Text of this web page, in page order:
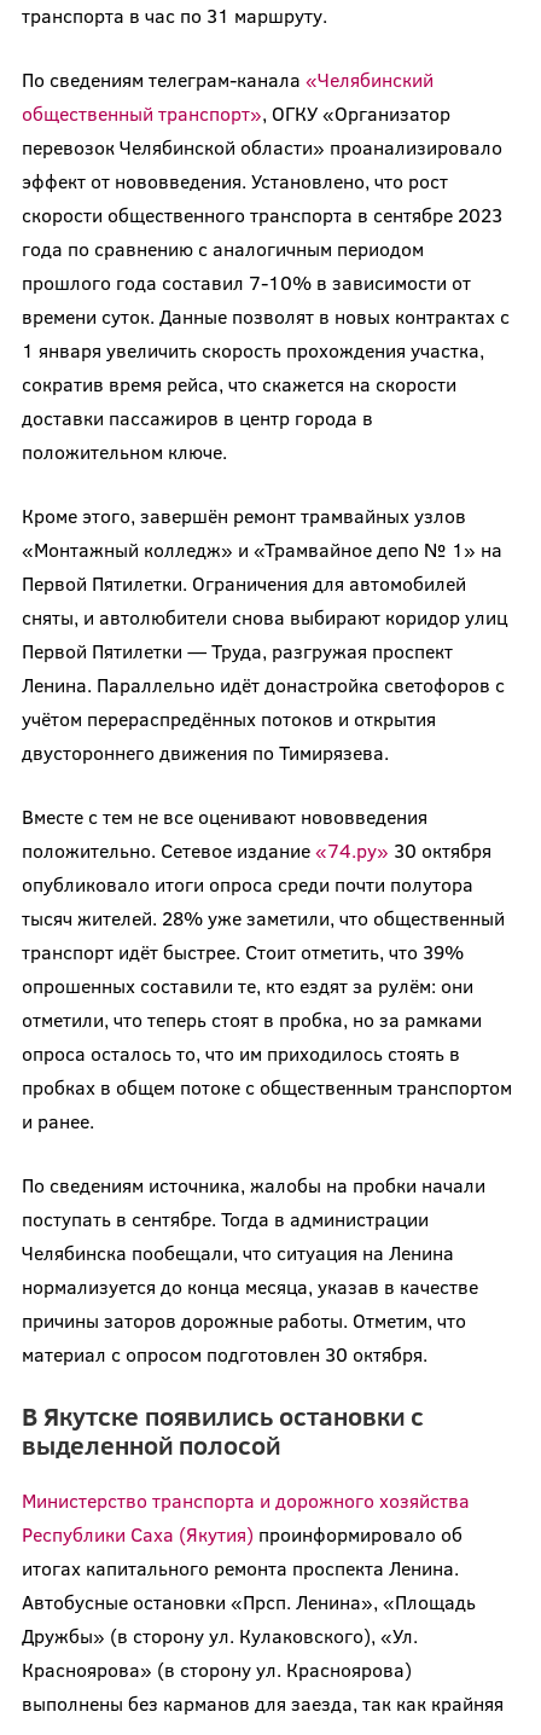
транспорта в час по 31 маршруту.
По сведениям телеграм-канала «Челябинский
общественный транспорт», ОГКУ «Организатор
перевозок Челябинской области» проанализировало
эффект от нововведения. Установлено, что рост
скорости общественного транспорта в сентябре 2023
года по сравнению с аналогичным периодом
прошлого года составил 7-10% в зависимости от
времени суток. Данные позволят в новых контрактах с
1 января увеличить скорость прохождения участка,
сократив время рейса, что скажется на скорости
доставки пассажиров в центр города в
положительном ключе.
Кроме этого, завершён ремонт трамвайных узлов
«Монтажный колледж» и «Трамвайное депо № 1» на
Первой Пятилетки. Ограничения для автомобилей
сняты, и автолюбители снова выбирают коридор улиц
Первой Пятилетки — Труда, разгружая проспект
Ленина. Параллельно идёт донастройка светофоров с
учётом перераспредённых потоков и открытия
двустороннего движения по Тимирязева.
Вместе с тем не все оценивают нововведения
положительно. Сетевое издание«74.ру» 30 октября
опубликовало итоги опроса среди почти полутора
тысяч жителей. 28% уже заметили, что общественный
транспорт идёт быстрее. Стоит отметить, что 39%
опрошенных составили те, кто ездят за рулём: они
отметили, что теперь стоят в пробка, но за рамками
опроса осталось то, что им приходилось стоять в
пробках в общем потоке с общественным транспортом
и ранее.
По сведениям источника, жалобы на пробки начали
поступать в сентябре. Тогда в администрации
Челябинска пообещали, что ситуация на Ленина
нормализуется до конца месяца, указав в качестве
причины заторов дорожные работы. Отметим, что
материал с опросом подготовлен 30 октября.
В Якутске появились остановки с
выделенной полосой
Министерство транспорта и дорожного хозяйства
Республики Саха (Якутия) проинформировало об
итогах капитального ремонта проспекта Ленина.
Автобусные остановки «Прсп. Ленина», «Площадь
Дружбы» (в сторону ул. Кулаковского), «Ул.
Красноярова» (в сторону ул. Красноярова)
выполнены без карманов для заезда, так как крайняя